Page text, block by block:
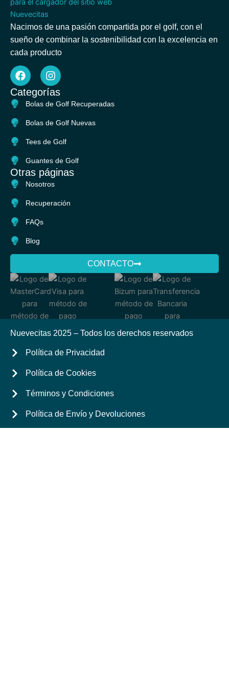
Nacimos de una pasión compartida por el golf, con el
sueño de combinar la sostenibilidad con la excelencia en
cada producto
F
a
c
I
n
s
t
g
a
Categorías
Bolas de Golf Recuperadas
Bolas de Golf Nuevas
Tees de Golf
Guantes de Golf
Otras páginas
Nosotros
Recuperación
FAQs
Blog
CONTACTO
Nuevecitas 2025 – Todos los derechos reservados
Política de Privacidad
Política de Cookies
Términos y Condiciones
Política de Envío y Devoluciones